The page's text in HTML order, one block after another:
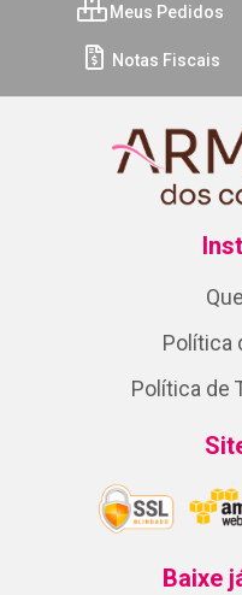
Meus Pedidos
Notas Fiscais
Política
Política de
Baixe